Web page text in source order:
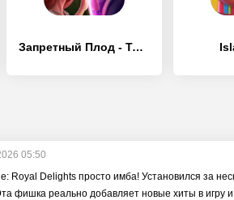
Запретный Плод - Твои истории
05:50
Royal Delights просто имба! Установился за
фишка реально добавляет новые хиты в игру